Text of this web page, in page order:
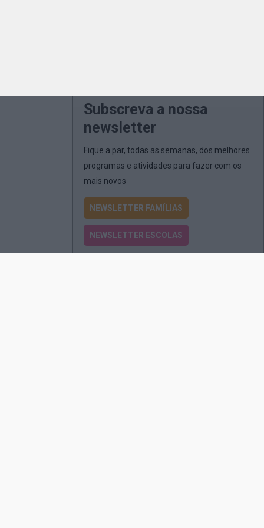
Subscreva a nossa
newsletter
Fique a par, todas as semanas, dos melhores
programas e atividades para fazer com os
mais novos
NEWSLETTER FAMÍLIAS
NEWSLETTER ESCOLAS